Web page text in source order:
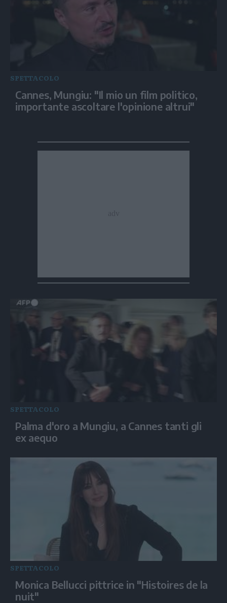
SPETTACOLO
Cannes, Mungiu: "Il mio un film politico,
importante ascoltare l'opinione altrui"
SPETTACOLO
Palma d'oro a Mungiu, a Cannes tanti gli
ex aequo
SPETTACOLO
Monica Bellucci pittrice in "Histoires de la
nuit"